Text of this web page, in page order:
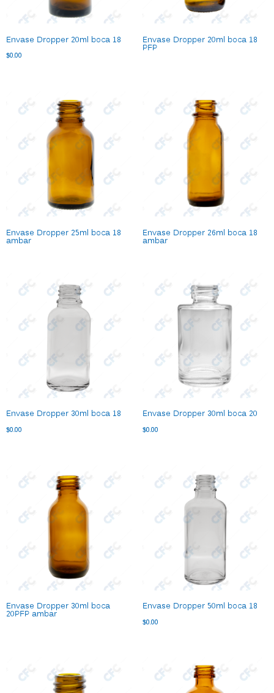
Envase Dropper 20ml boca 18
$0.00
Envase Dropper 20ml boca 18
PFP
Envase Dropper 25ml boca 18
ambar
Envase Dropper 26ml boca 18
ambar
Envase Dropper 30ml boca 18
$0.00
Envase Dropper 30ml boca 20
$0.00
Envase Dropper 30ml boca
20PFP ambar
Envase Dropper 50ml boca 18
$0.00